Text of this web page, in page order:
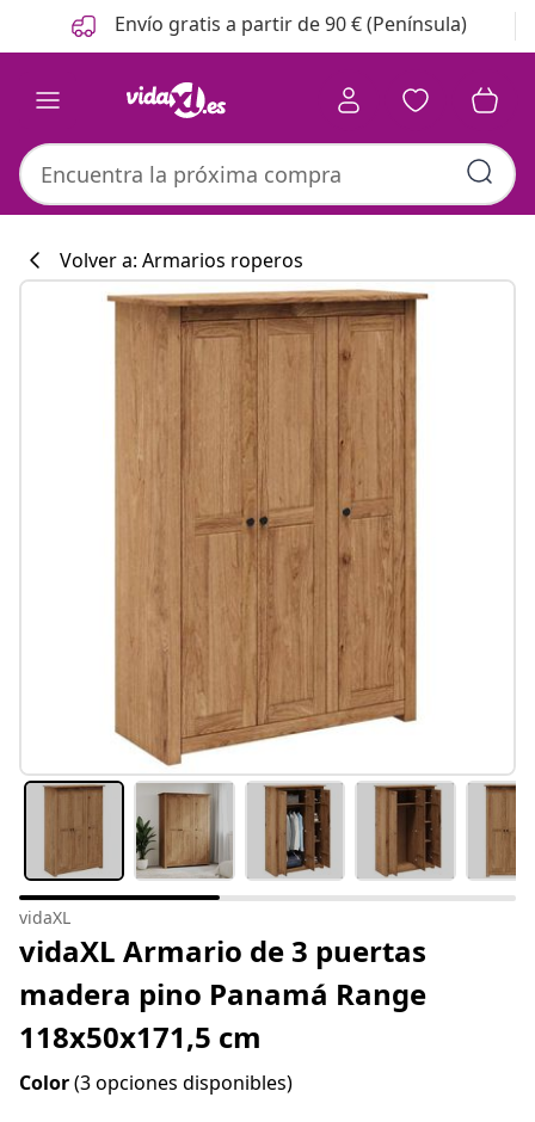
Anterior
Siguiente Envío gratis a partir de 90 € (Península)
#sharemevidaxl
Colección de
Volver a: Armarios roperos
vidaXL
vidaXL Armario de 3 puertas
madera pino Panamá Range
118x50x171,5 cm
Color(3 opciones disponibles)